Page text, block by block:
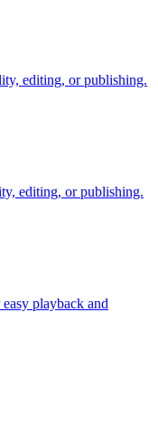
editing, or publishing.
editing, or publishing.
playback and